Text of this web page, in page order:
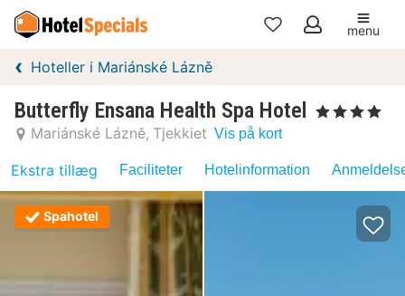
Mine
menu
Hoteller i Mariánské Lázně
Butterfly Ensana Health Spa Hotel , 4 Stjerner
Mariánské Lázně Tjekkiet Vis på kort
Ekstra tillæg Faciliteter Hotelinformation
Spahotel